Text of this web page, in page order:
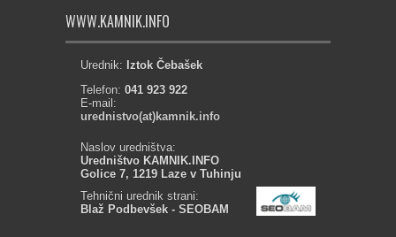
WWW.KAMNIK.INFO
Urednik: Iztok Čebašek
Telefon: 041 923 922
E-mail:
urednistvo(at)kamnik.info
Naslov uredništva:
Uredništvo KAMNIK.INFO
Golice 7, 1219 Laze v Tuhinju
Tehnični urednik strani:
Blaž Podbevšek - SEOBAM